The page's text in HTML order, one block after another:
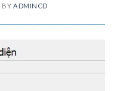
BY ADMINCD